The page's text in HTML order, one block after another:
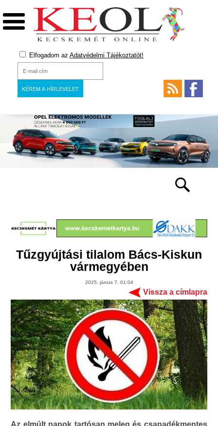
Elfogadom az Adatvédelmi Tájékoztatót!
Tűzgyújtási tilalom Bács-Kiskun
vármegyében
2025. június 7. 01:04
Vissza a címlapra
Az elmúlt napok tartósan meleg és csapadékmentes